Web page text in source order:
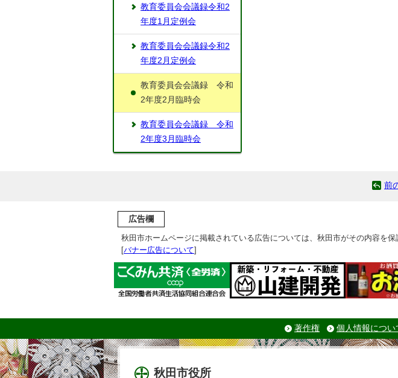
教育委員会会議録令和2
年度1月定例会
教育委員会会議録令和2
年度2月定例会
教育委員会会議録 令和
2年度2月臨時会
教育委員会会議録 令和
2年度3月臨時会
前
広告欄
秋田市ホームページに掲載されている広告については、秋田市がその内容を保
[バナー広告について]
著作権 個人情報につい
秋田市役所